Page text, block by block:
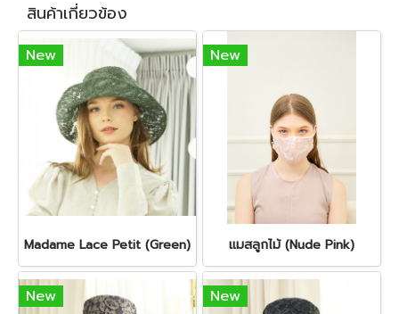
สินค้าเกี่ยวข้อง
New
Madame Lace Petit (Green)
New
แมสลูกไม้ (Nude Pink)
New New